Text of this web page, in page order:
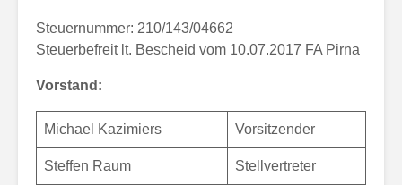
Steuernummer: 210/143/04662
Steuerbefreit lt. Bescheid vom 10.07.2017 FA Pirna
Vorstand:
Michael Kazimiers Vorsitzender
Steffen Raum Stellvertreter